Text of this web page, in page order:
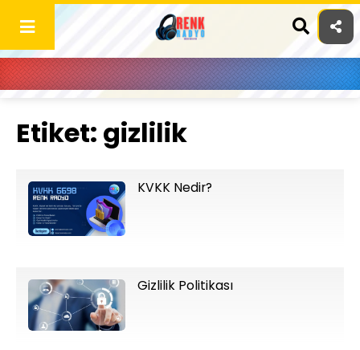
content
Etiket: gizlilik
KVKK Nedir?
Gizlilik Politikası